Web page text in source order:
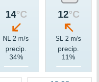
14°C
NL 2 m/s
precip.
34%
12°C
SL 2 m/s
precip.
11%